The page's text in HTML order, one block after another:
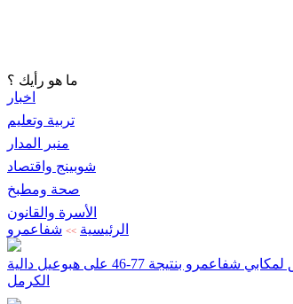
ما هو رأيك ؟
اخبار
تربية وتعليم
منبر المدار
شوبينج واقتصاد
صحة ومطبخ
الأسرة والقانون
الرئيسية >> شفاعمرو
فوز ساحق لمكابي شفاعمرو بنتيجة 77-46 على هبوعيل دالية
الكرمل